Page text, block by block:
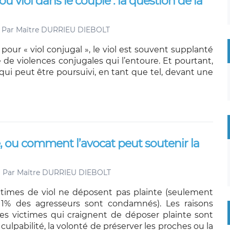
Par Maître DURRIEU DIEBOLT
« viol conjugal », le viol est souvent supplanté
violences conjugales qui l’entoure. Et pourtant,
peut être poursuivi, en tant que tel, devant une
comment l’avocat peut soutenir la
Par Maître DURRIEU DIEBOLT
de viol ne déposent pas plainte (seulement
des agresseurs sont condamnés). Les raisons
victimes qui craignent de déposer plainte sont
la volonté de préserver les proches ou la